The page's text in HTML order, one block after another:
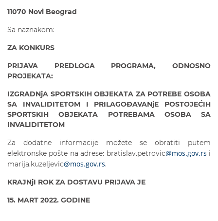
11070 Novi Beograd
Sa naznakom:
ZA KONKURS
PRIJAVA PREDLOGA PROGRAMA, ODNOSNO
PROJEKATA:
IZGRADNjA SPORTSKIH OBJEKATA ZA POTREBE OSOBA
SA INVALIDITETOM I PRILAGOĐAVANjE POSTOJEĆIH
SPORTSKIH OBJEKATA POTREBAMA OSOBA SA
INVALIDITETOM
Za dodatne informacije možete se obratiti putem
elektronske pošte na adrese: bratislav.petrovic@mos.gov.rs i
marija.kuzeljevic@mos.gov.rs.
KRAJNjI ROK ZA DOSTAVU PRIJAVA JE
15. MART 2022. GODINE